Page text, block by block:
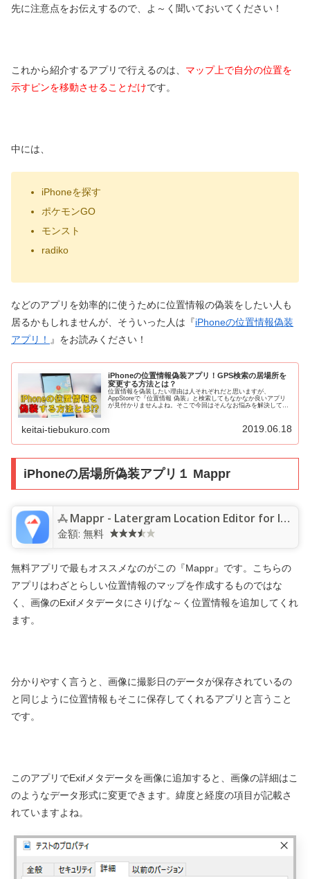
先に注意点をお伝えするので、よ～く聞いておいてください！
これから紹介するアプリで行えるのは、 マップ上で自分の位置を
示すピンを移動させることだけです。
中には、
iPhoneを探す
ポケモンGO
モンスト
radiko
などのアプリを効率的に使うために位置情報の偽装をしたい人も
居るかもしれませんが、そういった人は『iPhoneの位置情報偽装
アプリ！ 』をお読みください！
iPhoneの位置情報偽装アプリ！GPS検索の居場所を
変更する方法とは？
位置情報を偽装したい理由は人それぞれだと思いますが、
AppStoreで『位置情報 偽装』と検索してもなかなか良いアプリ
が見付かりませんよね。そこで今回はそんなお悩みを解決してく
keitai-tiebukuro.com 2019.06.18
iPhoneの居場所偽装アプリ１ Mappr
Mappr - Latergram Location Editor for Instagram
金額: 無料
無料アプリで最もオススメなのがこの『Mappr』です。こちらの
アプリはわざとらしい位置情報のマップを作成するものではな
く、画像のExifメタデータにさりげな～く位置情報を追加してくれ
ます。
分かりやすく言うと、画像に撮影日のデータが保存されているの
と同じように位置情報もそこに保存してくれるアプリと言うこと
です。
このアプリでExifメタデータを画像に追加すると、画像の詳細はこ
のようなデータ形式に変更できます。緯度と経度の項目が記載さ
れていますよね。